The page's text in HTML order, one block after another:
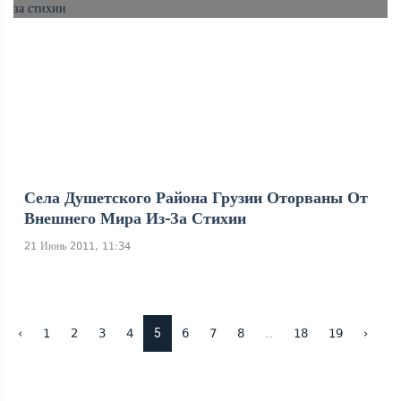
Села Душетского Района Грузии Оторваны От
Внешнего Мира Из-За Стихии
21 Июнь 2011, 11:34
‹ 1 2 3 4 5 6 7 8 18 19 ›